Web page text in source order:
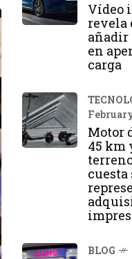
Vídeo
revela
añadir
en
carga
Motor
45 km
cuesta
BLOG